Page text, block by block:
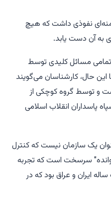
خامنه‌ای نفوذی داشت که هیچ
به آن دست یابد.
مسائل کلیدی توسط
با این حال، کارشناسان می‌گویند
و توسط گروه کوچکی از
پاسداران انقلاب اسلامی
یک سازمان نیست که کنترل
سرسخت است که تجربه
ایران و عراق بود که در